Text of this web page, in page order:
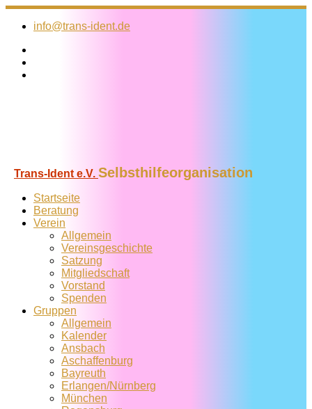
Zum
Inhalt
info@trans-ident.de
Trans-Ident e.V. Selbsthilfeorganisation
Startseite
Beratung
Verein
Allgemein
Vereins­geschichte
Satzung
Mitglied­schaft
Vorstand
Spenden
Gruppen
Allgemein
Kalender
Ansbach
Aschaffenburg
Bayreuth
Erlangen/Nürnberg
München